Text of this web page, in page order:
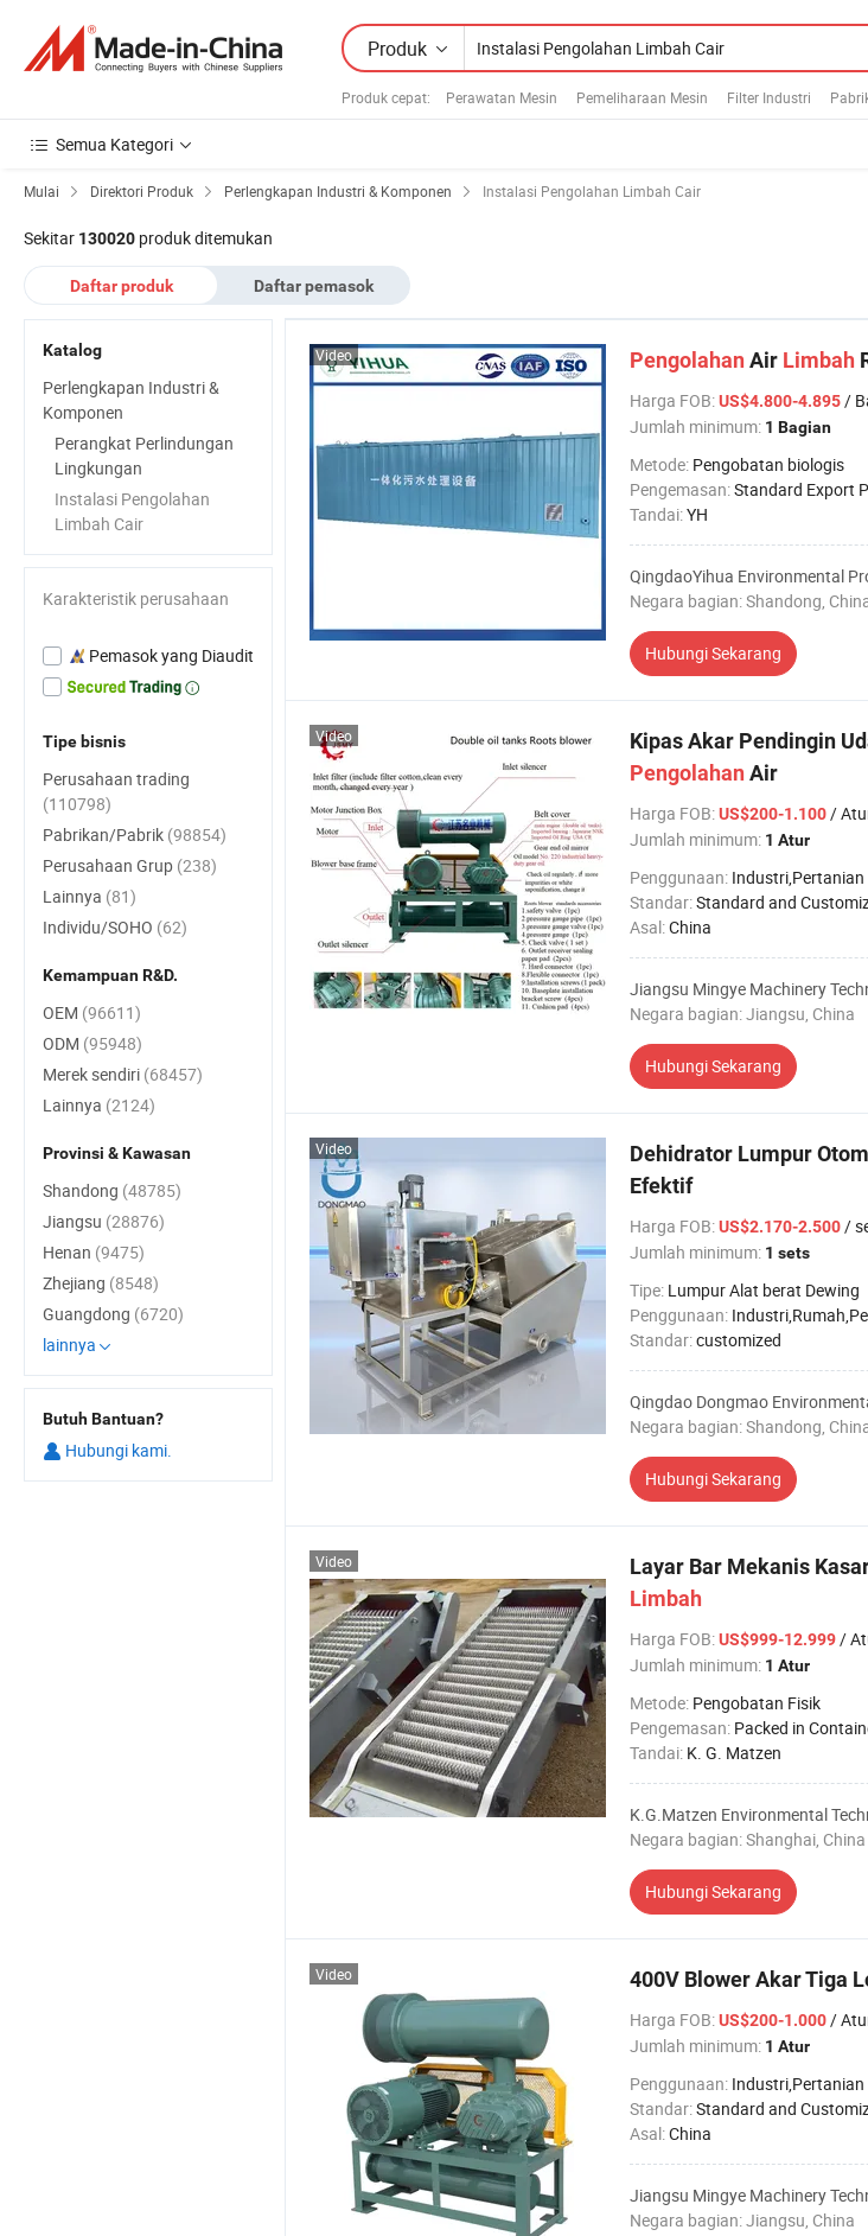
Produk
Produk cepat: Perawatan Mesin Pemeliharaan Mesin Filter Industri
Semua Kategori
Mulai Direktori Produk Perlengkapan Industri & Komponen Instalasi Pengolahan Limbah Cair
Sekitar 130020 produk ditemukan
Daftar produk Daftar pemasok
PengolahanAir Limbah
Harga FOB:US$4.800-4.895/
Jumlah minimum: 1 Bagian
Metode: Pengobatan biologis
Pengemasan:Standard Export
Tandai:YH
QingdaoYihua Environmental
Negara bagian: Shandong,
Hubungi Sekarang
Video
Kipas Akar Pendingin
PengolahanAir
Harga FOB:US$200-1.100/
Jumlah minimum: 1 Atur
Penggunaan: Industri,Pertanian
Standar:Standard and
Asal:China
Jiangsu Mingye Machinery
Negara bagian: Jiangsu, China
Hubungi Sekarang
Video
Dehidrator Lumpur
Efektif
Harga FOB:US$2.170-2.500/
Jumlah minimum: 1 sets
Tipe: Lumpur Alat berat Dewing
Penggunaan:
Standar:customized
Qingdao Dongmao
Negara bagian: Shandong,
Hubungi Sekarang
Video
Layar Bar Mekanis
Limbah
Harga FOB:US$999-12.999/
Jumlah minimum: 1 Atur
Metode: Pengobatan Fisik
Pengemasan: Packed in Container and/or
Tandai: K. G. Matzen
K.G.Matzen Environmental
Negara bagian: Shanghai, China
Hubungi Sekarang
Video
400V Blower Akar Tiga
Harga FOB:US$200-1.000/
Jumlah minimum: 1 Atur
Penggunaan: Industri,Pertanian
Standar:Standard and
Asal:China
Jiangsu Mingye Machinery
Negara bagian: Jiangsu, China
Video
Katalog
Perlengkapan Industri &
Komponen
Perangkat Perlindungan
Lingkungan
Instalasi Pengolahan
Limbah Cair
Karakteristik perusahaan
Pemasok yang Diaudit
Tipe bisnis
Perusahaan trading
(110798)
Pabrikan/Pabrik (98854)
Perusahaan Grup (238)
Lainnya (81)
Individu/SOHO (62)
Kemampuan R&D.
OEM (96611)
ODM (95948)
Merek sendiri (68457)
Lainnya (2124)
Provinsi & Kawasan
Shandong (48785)
Jiangsu (28876)
Henan (9475)
Zhejiang (8548)
Guangdong (6720)
lainnya
Butuh Bantuan?
Hubungi kami.